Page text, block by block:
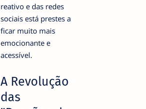
reativo e das redes
sociais está prestes a
ficar muito mais
emocionante e
acessível.
A Revolução
das